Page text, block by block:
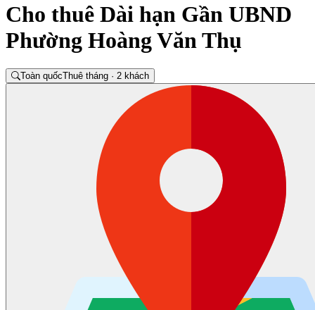
Cho thuê Dài hạn Gần UBND
Phường Hoàng Văn Thụ
Toàn quốcThuê tháng · 2 khách